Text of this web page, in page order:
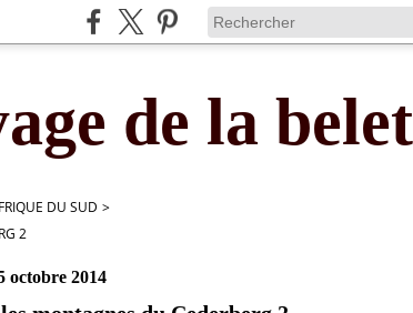
de la
DU SUD >
2
octobre 2014